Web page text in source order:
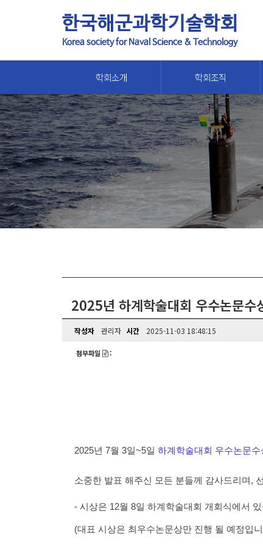
한국해군과학기술학회
Korea society for Naval Science & Technology
학회소개 학회조직
2025년 하계학술대회 우수논문수
작성자 관리자 시간 2025-11-03 18:48:15
첨부파일 :
2025년 7월 3일~5일 하계학술대회 우수논문수
소중한 발표 해주신 모든 분들께 감사드리며,
- 시상은 12월 8일 하계학술대회 개회식에서
(대표 시상은 최우수논문상만 진행 될 예정입